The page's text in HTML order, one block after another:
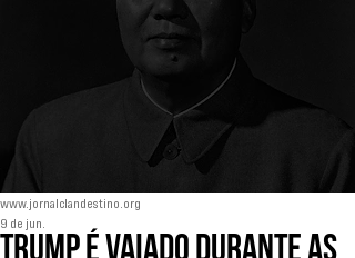
www.jornalclandestino.org
9 de jun.